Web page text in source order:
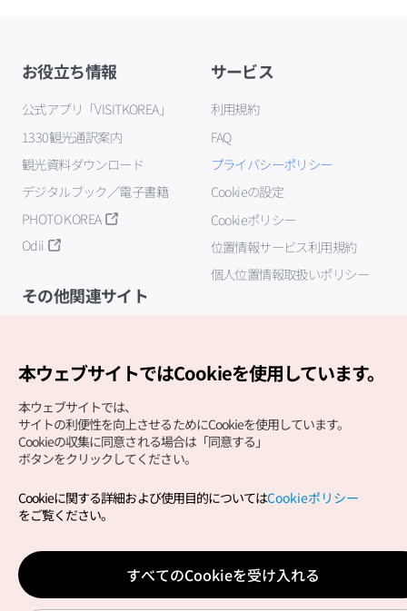
お役立ち情報
公式アプリ「VISITKOREA」
1330観光通訳案内
観光資料ダウンロード
デジタルブック／電子書籍
PHOTO KOREA
Odii
サービス
利用規約
FAQ
プライバシーポリシー
Cookieの設定
Cookieポリシー
位置情報サービス利用規約
個人位置情報取扱いポリシー
その他関連サイト
Copyright (c) Korea Tourism Organization All Rights
サイトエラー報告公式メール
japanese@knto.or.kr
本ウェブサイトではCookieを使用しています。
本ウェブサイトでは、
サイトの利便性を向上させるためにCookieを使用しています。
Cookieの収集に同意される場合は「同意する」
ボタンをクリックしてください。
Cookieに関する詳細および使用目的についてはCookieポリシー
をご覧ください。
すべてのCookieを受け入れる